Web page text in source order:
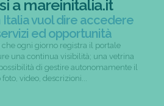
a mareinitalia.it
Italia vuol dire accedere
ed opportunità
ogni giorno registra il portale
una continua visibilità; una vetrina
di gestire autonomamente il
video, descrizioni...